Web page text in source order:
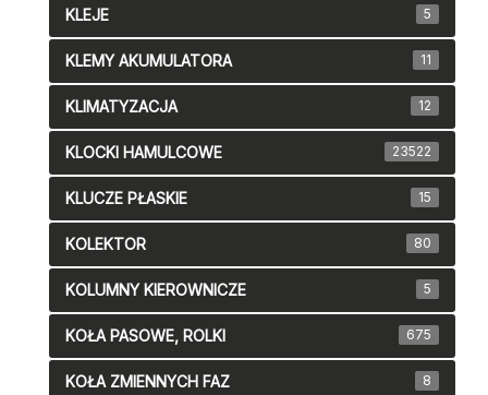
KLEJE 5
KLEMY AKUMULATORA 11
KLIMATYZACJA 12
KLOCKI HAMULCOWE 23522
KLUCZE PŁASKIE 15
KOLEKTOR 80
KOLUMNY KIEROWNICZE 5
KOŁA PASOWE, ROLKI 675
KOŁA ZMIENNYCH FAZ 8